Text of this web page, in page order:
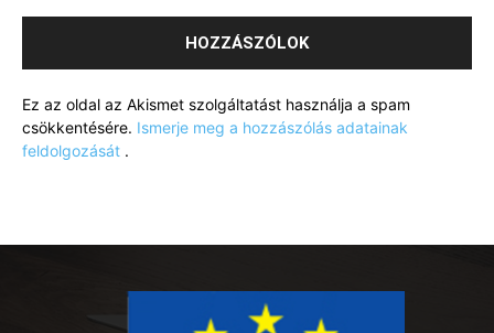
Ez az oldal az Akismet szolgáltatást használja a spam
csökkentésére. Ismerje meg a hozzászólás adatainak
feldolgozását .